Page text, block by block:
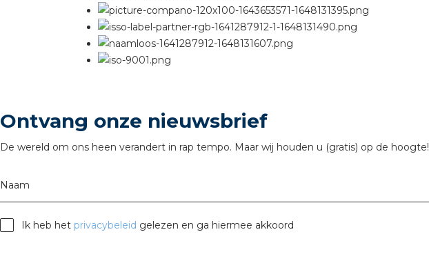
Ontvang onze nieuwsbrief
De wereld om ons heen verandert in rap tempo. Maar wij houden u (gratis) op de hoogte!
Naam
Ik heb het privacybeleid gelezen en ga hiermee akkoord